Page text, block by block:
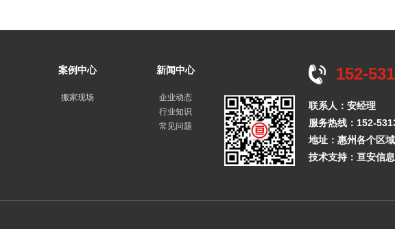
案例中心
搬家现场
新闻中心
企业动态
行业知识
常见问题
152-
联系人：安经理
服务热线：152-
地址：惠州各个区
技术支持： 亘安信息